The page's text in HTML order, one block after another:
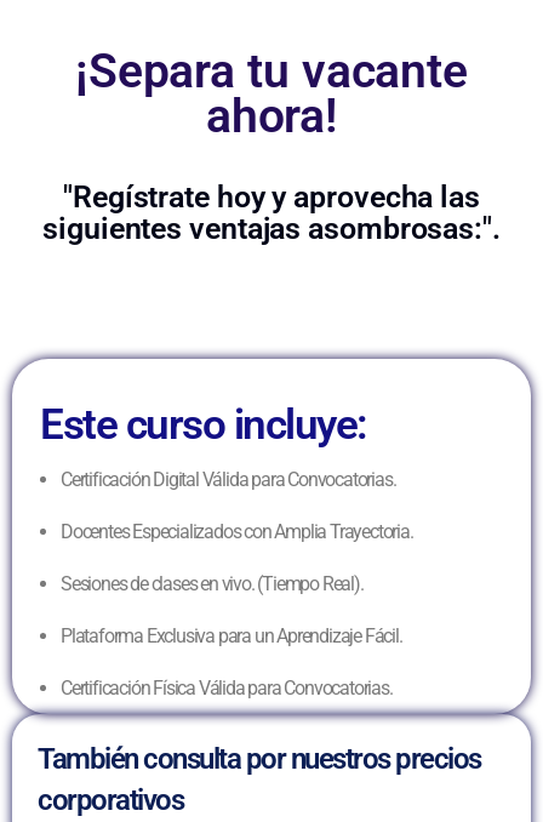
¡Separa tu vacante
ahora!
"Regístrate hoy y aprovecha las
siguientes ventajas asombrosas:".
Este curso incluye:
Certificación Digital Válida para Convocatorias.
Docentes Especializados con Amplia Trayectoria.
Sesiones de clases en vivo. (Tiempo Real).
Plataforma Exclusiva para un Aprendizaje Fácil.
Certificación Física Válida para Convocatorias.
También consulta por nuestros precios
corporativos